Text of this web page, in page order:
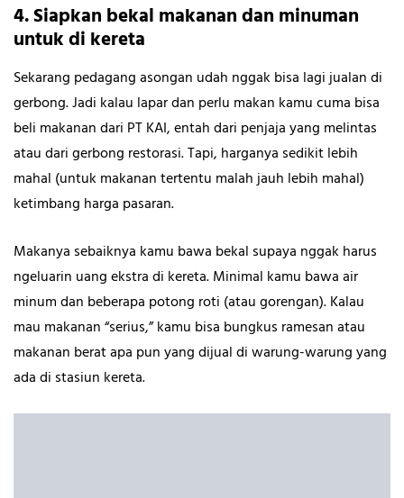
4. Siapkan bekal makanan dan minuman
untuk di kereta
Sekarang pedagang asongan udah nggak bisa lagi jualan di
gerbong. Jadi kalau lapar dan perlu makan kamu cuma bisa
beli makanan dari PT KAI, entah dari penjaja yang melintas
atau dari gerbong restorasi. Tapi, harganya sedikit lebih
mahal (untuk makanan tertentu malah jauh lebih mahal)
ketimbang harga pasaran.
Makanya sebaiknya kamu bawa bekal supaya nggak harus
ngeluarin uang ekstra di kereta. Minimal kamu bawa air
minum dan beberapa potong roti (atau gorengan). Kalau
mau makanan “serius,” kamu bisa bungkus ramesan atau
makanan berat apa pun yang dijual di warung-warung yang
ada di stasiun kereta.